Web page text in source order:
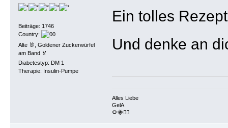
Beiträge: 1746
Country:
Alte 🐰, Goldener Zuckerwürfel
am Band 🏅
Diabetestyp: DM 1
Therapie: Insulin-Pumpe
Ein tolles
Und denke an
Alles Liebe
GelA
🌻🐝🏴‍☠️